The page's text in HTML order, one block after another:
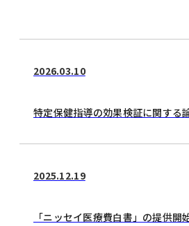
2026.03.10
特定保健指導の効果検証に関する
2025.12.19
「ニッセイ医療費白書」の提供開